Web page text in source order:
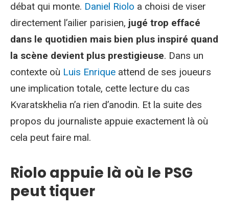
débat qui monte. Daniel Riolo a choisi de viser
directement l’ailier parisien, jugé trop effacé
dans le quotidien mais bien plus inspiré quand
la scène devient plus prestigieuse. Dans un
contexte où Luis Enrique attend de ses joueurs
une implication totale, cette lecture du cas
Kvaratskhelia n’a rien d’anodin. Et la suite des
propos du journaliste appuie exactement là où
cela peut faire mal.
Riolo appuie là où le PSG
peut tiquer